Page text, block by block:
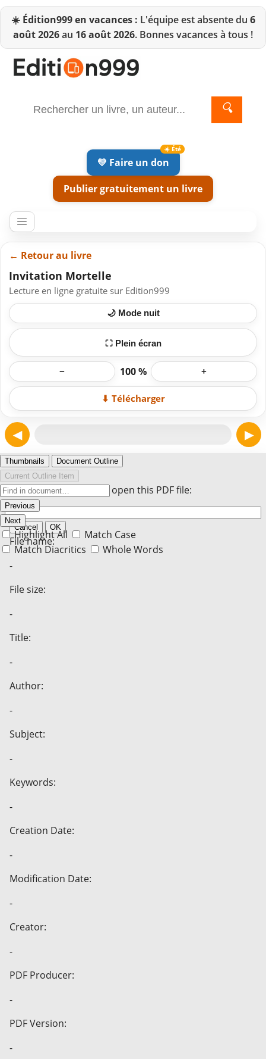
☀️ Édition999 en vacances : L'équipe est absente du 6
août 2026au 16 août 2026. Bonnes vacances à tous !
🔍
💛 Faire un don
Publier gratuitement un livre
← Retour au livre
Invitation Mortelle
Lecture en ligne gratuite sur Edition999
🌙 Mode nuit
⛶ Plein écran
− 100 % +
⬇ Télécharger
◀ ▶
Thumbnails
Document Outline
Current Outline Item
Previous
Next
Highlight All
Match Case
Match Diacritics
Whole Words
Enter the password to open this PDF file:
Cancel OK
File name:
-
File size:
-
Title:
-
Author:
-
Subject:
-
Keywords:
-
Creation Date:
-
Modification Date:
-
Creator:
-
PDF Producer:
-
PDF Version:
-